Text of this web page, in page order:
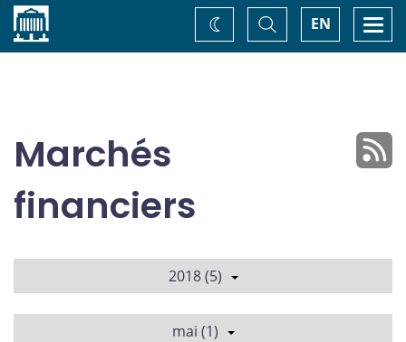
Accueil EN
Basculer
la
recherche
Changez
de
Marchés
financiers
2018 (5)
mai (1)